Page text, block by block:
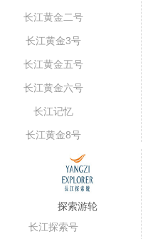
长江黄金二号
长江黄金3号
长江黄金五号
长江黄金六号
长江记忆
长江黄金8号
探索游轮
长江探索号